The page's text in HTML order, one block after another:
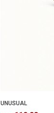
UNUSUAL